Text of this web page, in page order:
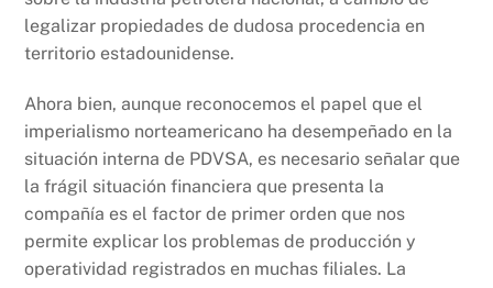
legalizar propiedades de dudosa procedencia en
territorio estadounidense.
Ahora bien, aunque reconocemos el papel que el
imperialismo norteamericano ha desempeñado en la
situación interna de PDVSA, es necesario señalar que
la frágil situación financiera que presenta la
compañía es el factor de primer orden que nos
permite explicar los problemas de producción y
operatividad registrados en muchas filiales. La